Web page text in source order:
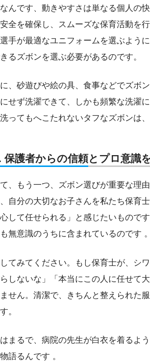
んです、動きやすさは単なる個人の
全を確保し、スムーズな保育活動を
手が最適なユニフォームを選ぶよう
るズボンを選ぶ必要があるのです。
、砂遊びや絵の具、食事などでズボ
せず洗濯できて、しかも頻繁な洗濯
ってもへこたれないタフなズボンは
保護者からの信頼とプロ意識
、もう一つ、ズボン選びが重要な理
自分の大切なお子さんを私たち保育
して任せられる」と感じたいもので
無意識のうちに含まれているのです 。
てみてください。もし保育士が、シ
らしないな」「本当にこの人に任せて
せん。清潔で、きちんと整えられた
。
まるで、病院の先生が白衣を着るよ
語るんです 。